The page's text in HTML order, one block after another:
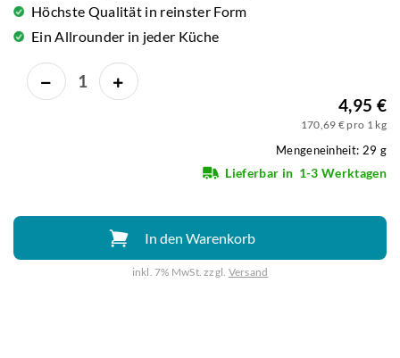
Höchste Qualität in reinster Form
Ein Allrounder in jeder Küche
4,95 €
170,69 € pro 1 kg
Mengeneinheit: 29 g
Lieferbar in 1-3 Werktagen
In den Warenkorb
inkl. 7% MwSt. zzgl. Versand
Weiter mit